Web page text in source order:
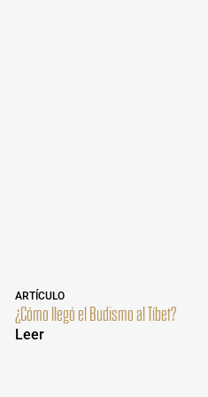
ARTÍCULO
¿Cómo llegó el Budismo al Tíbet?
Leer